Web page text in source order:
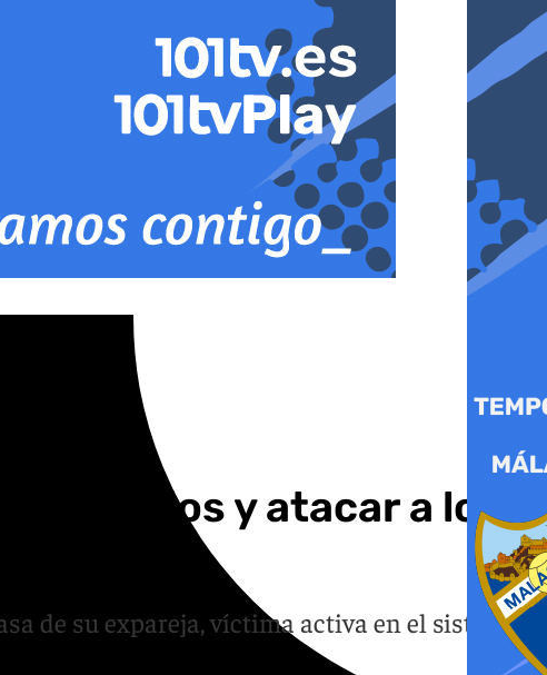
sus hijos y atacar a los
de su expareja, víctima activa en el sistema